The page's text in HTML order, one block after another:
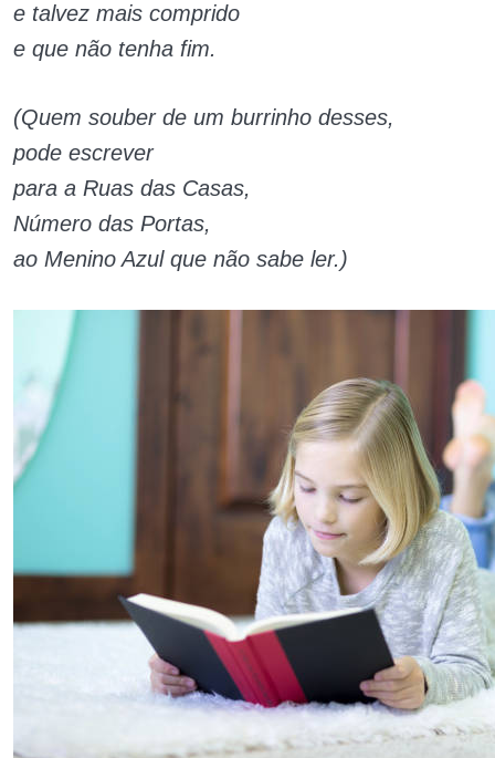
e talvez mais comprido
e que não tenha fim.
(Quem souber de um burrinho desses,
pode escrever
para a Ruas das Casas,
Número das Portas,
ao Menino Azul que não sabe ler.)